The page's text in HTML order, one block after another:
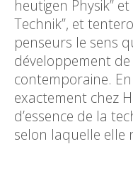
heutigen Physik”
Technik”, et
penseurs le sens
développement
contemporaine.
exactement chez
d’essence de la
selon laquelle elle